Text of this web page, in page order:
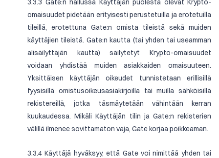
3.3.3 Gate:n hallussa Käyttäjän puolesta olevat Krypto-
omaisuudet pidetään erityisesti perustetuilla ja erotetuilla
tileillä, erotettuna Gate:n omista tileistä sekä muiden
käyttäjien tileistä. Gate:n kautta (tai yhden tai useamman
alisäilyttäjän kautta) säilytetyt Krypto-omaisuudet
voidaan yhdistää muiden asiakkaiden omaisuuteen.
Yksittäisen käyttäjän oikeudet tunnistetaan erillisillä
fyysisillä omistusoikeusasiakirjoilla tai muilla sähköisillä
rekistereillä, jotka täsmäytetään vähintään kerran
kuukaudessa. Mikäli Käyttäjän tilin ja Gate:n rekisterien
välillä ilmenee sovittamaton vaja, Gate korjaa poikkeaman.
3.3.4 Käyttäjä hyväksyy, että Gate voi nimittää yhden tai